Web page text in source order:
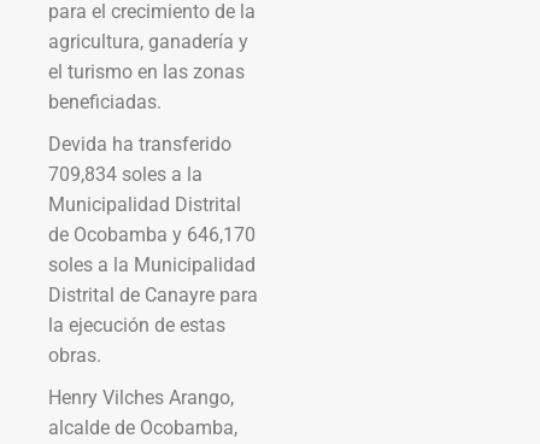
para el crecimiento de la
agricultura, ganadería y
el turismo en las zonas
beneficiadas.
Devida ha transferido
709,834 soles a la
Municipalidad Distrital
de Ocobamba y 646,170
soles a la Municipalidad
Distrital de Canayre para
la ejecución de estas
obras.
Henry Vilches Arango,
alcalde de Ocobamba,